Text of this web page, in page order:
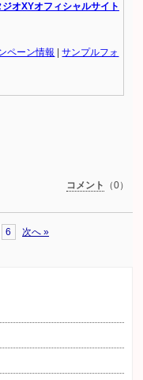
オXYオフィシャルサイト
ペーン情報 |サンプルフォ
コメント （0）
6 次へ »